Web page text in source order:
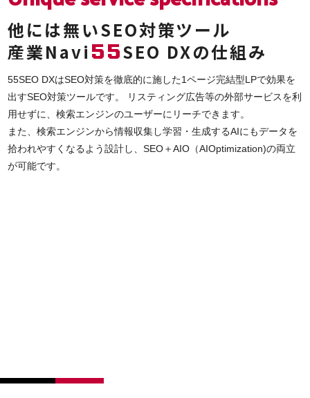
他には無いSEO対策ツール
産業Navi 55SEO DXの仕組み
55SEO DXはSEO対策を徹底的に施した1ページ完結型LPで効果を
出すSEO対策ツールです。 リスティング広告等の外部サービスを利
用せずに、検索エンジンのユーザーにリーチできます。
また、検索エンジンから情報収集し学習・生成するAIにもデータを
拾われやすくなるよう設計し、SEO＋AIO（AIOptimization)の両立
が可能です。